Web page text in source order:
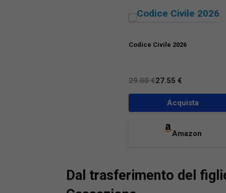
conflitti
qualità
editor
Codice Civile 2026
29.00 €27.55 €
Acquista
Amazon
Dal trasferimento del